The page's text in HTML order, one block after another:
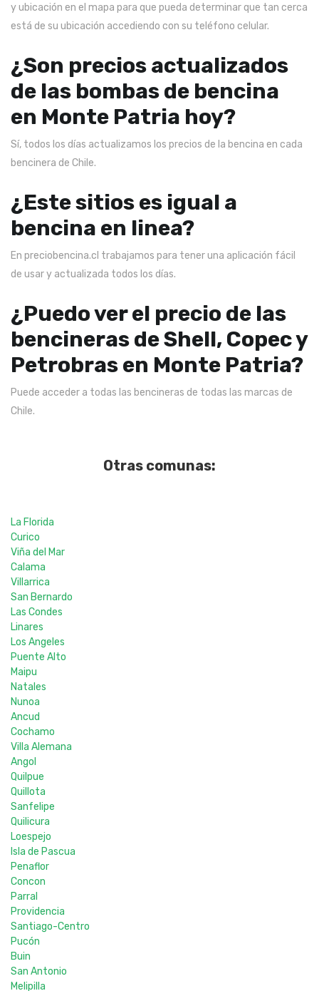
y ubicación en el mapa para que pueda determinar que tan cerca
está de su ubicación accediendo con su teléfono celular.
¿Son precios actualizados
de las bombas de bencina
en Monte Patria hoy?
Sí, todos los días actualizamos los precios de la bencina en cada
bencinera de Chile.
¿Este sitios es igual a
bencina en linea?
En preciobencina.cl trabajamos para tener una aplicación fácil
de usar y actualizada todos los días.
¿Puedo ver el precio de las
bencineras de Shell, Copec y
Petrobras en Monte Patria?
Puede acceder a todas las bencineras de todas las marcas de
Chile.
Otras comunas:
La Florida
Curico
Viña del Mar
Calama
Villarrica
San Bernardo
Las Condes
Linares
Los Angeles
Puente Alto
Maipu
Natales
Nunoa
Ancud
Cochamo
Villa Alemana
Angol
Quilpue
Quillota
Sanfelipe
Quilicura
Loespejo
Isla de Pascua
Penaflor
Concon
Parral
Providencia
Santiago-Centro
Pucón
Buin
San Antonio
Melipilla